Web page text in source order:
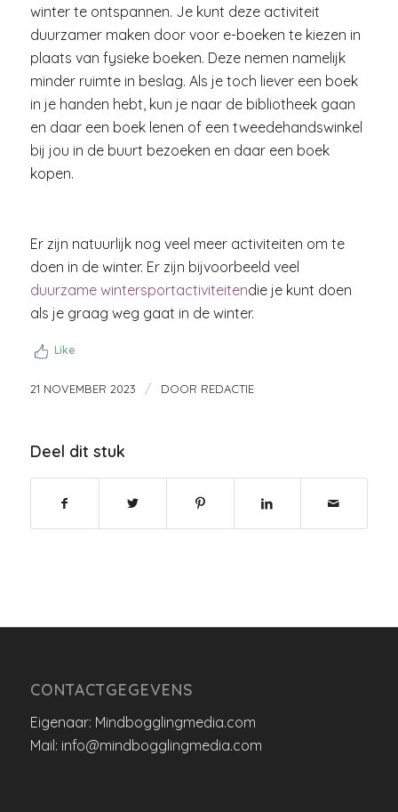
winter te ontspannen. Je kunt deze activiteit
duurzamer maken door voor e-boeken te kiezen in
plaats van fysieke boeken. Deze nemen namelijk
minder ruimte in beslag. Als je toch liever een boek
in je handen hebt, kun je naar de bibliotheek gaan
en daar een boek lenen of een tweedehandswinkel
bij jou in de buurt bezoeken en daar een boek
kopen.
Er zijn natuurlijk nog veel meer activiteiten om te
doen in de winter. Er zijn bijvoorbeeld veel
duurzame wintersportactiviteitendie je kunt doen
als je graag weg gaat in de winter.
Like
21 NOVEMBER 2023 / DOOR REDACTIE
Deel dit stuk
CONTACTGEGEVENS
Eigenaar: Mindbogglingmedia.com
Mail: info@mindbogglingmedia.com